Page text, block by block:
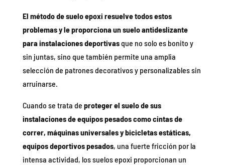
El método de suelo epoxi resuelve todos estos
problemas y le proporciona un suelo antideslizante
para instalaciones deportivasque no solo es bonito y
sin juntas, sino que también permite una amplia
selección de patrones decorativos y personalizables sin
arruinarse.
Cuando se trata de proteger el suelo de sus
instalaciones de equipos pesados como cintas de
correr, máquinas universales y bicicletas estáticas,
equipos deportivos pesados, una fuerte fricción por la
intensa actividad, los suelos epoxi proporcionan un